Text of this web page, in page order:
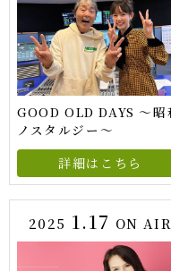
GOOD OLD DAYS ～昭
ノスタルジー～
詳細はこちら
2025 1.17 ON AIR